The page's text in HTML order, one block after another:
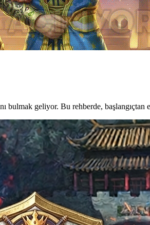
bulmak geliyor. Bu rehberde,